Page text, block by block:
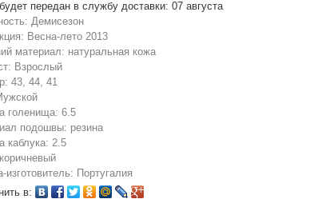
передан в службу доставки: 07 августа
Демисезон
Весна-лето 2013
материал: натуральная кожа
Взрослый
43, 44, 41
голенища: 6.5
подошвы: резина
каблука: 2.5
изготовитель: Португалия
в: